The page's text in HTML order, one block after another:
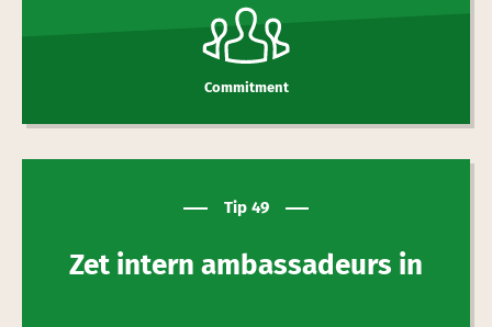
Commitment
Tip 49
Zet intern ambassadeurs in